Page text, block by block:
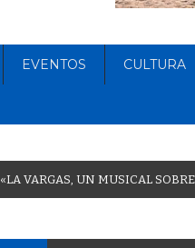
EVENTOS CULTURA
«LA VARGAS, UN MUSICAL SOBRE